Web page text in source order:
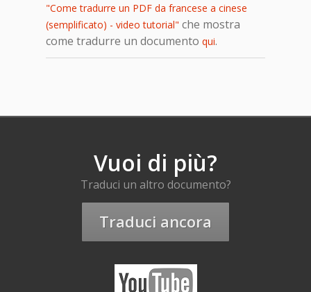
"Come tradurre un PDF da francese a cinese
(semplificato) - video tutorial" che mostra
come tradurre un documento qui.
Vuoi di più?
Traduci un altro documento?
Traduci ancora